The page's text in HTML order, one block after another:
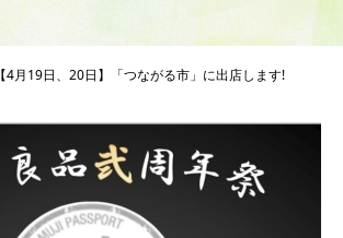
【4月19日、20日】「つながる市」に出店します!